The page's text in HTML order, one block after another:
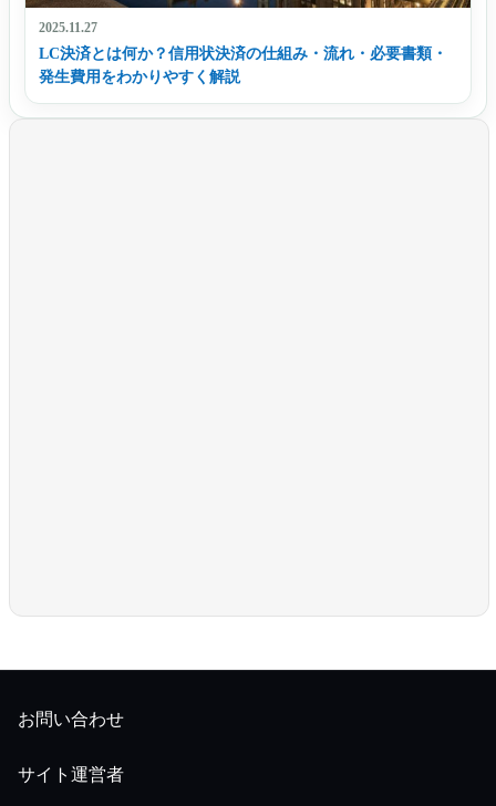
2025.11.27
LC決済とは何か？信用状決済の仕組み・流れ・必要書類・
発生費用をわかりやすく解説
お問い合わせ
サイト運営者